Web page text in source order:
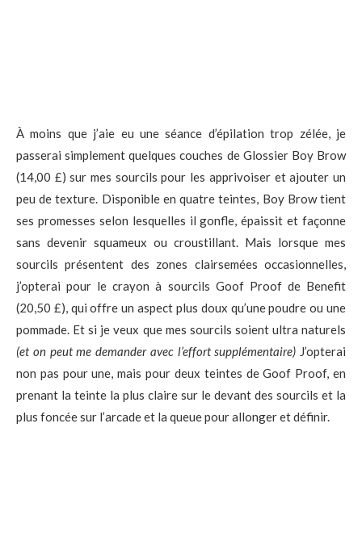
À moins que j’aie eu une séance d’épilation trop zélée, je
passerai simplement quelques couches de Glossier Boy Brow
(14,00 £) sur mes sourcils pour les apprivoiser et ajouter un
peu de texture. Disponible en quatre teintes, Boy Brow tient
ses promesses selon lesquelles il gonfle, épaissit et façonne
sans devenir squameux ou croustillant. Mais lorsque mes
sourcils présentent des zones clairsemées occasionnelles,
j’opterai pour le crayon à sourcils Goof Proof de Benefit
(20,50 £), qui offre un aspect plus doux qu’une poudre ou une
pommade. Et si je veux que mes sourcils soient ultra naturels
(et on peut me demander avec l’effort supplémentaire) J’opterai
non pas pour une, mais pour deux teintes de Goof Proof, en
prenant la teinte la plus claire sur le devant des sourcils et la
plus foncée sur l’arcade et la queue pour allonger et définir.